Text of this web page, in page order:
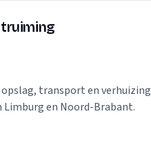
transport en verhuizing
en Noord-Brabant.